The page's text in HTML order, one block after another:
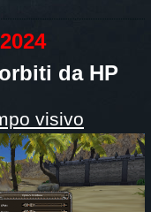
da HP
visivo